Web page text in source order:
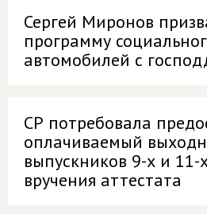
Сергей Миронов
программу
автомобилей с
СР потребовала
оплачиваемый
выпускников 9-х и 11-
вручения аттестата